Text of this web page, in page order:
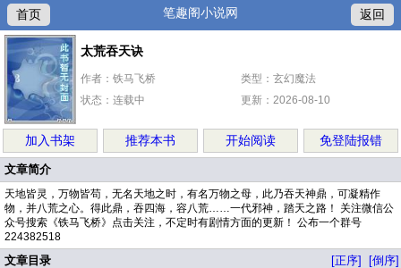
首页 笔趣阁小说网 返回
太荒吞天诀
作者：铁马飞桥
类型：玄幻魔法
状态：连载中
更新：2026-08-10
加入书架 推荐本书 开始阅读 免登陆报错
文章简介
天地皆灵，万物皆苟，无名天地之时，有名万物之母，此乃吞天神鼎，可凝精作
物，并八荒之心。得此鼎，吞四海，容八荒……一代邪神，踏天之路！ 关注微信公
众号搜索《铁马飞桥》点击关注，不定时有剧情方面的更新！ 公布一个群号
224382518
文章目录 [正序] [倒序]